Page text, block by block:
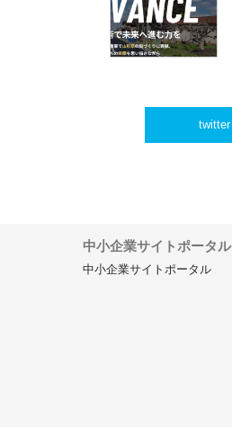
twitter
中小企業サイトポータル
中小企業サイトポータル